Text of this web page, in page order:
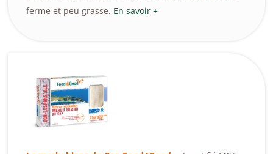
ferme et peu grasse. En savoir +